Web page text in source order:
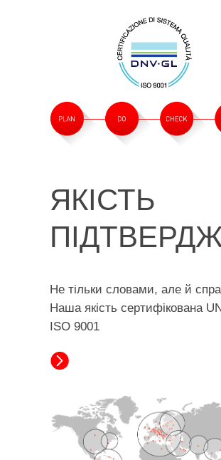
ЯКІСТЬ
Не тільки словами, але й
Наша якість сертифікована
ISO 9001